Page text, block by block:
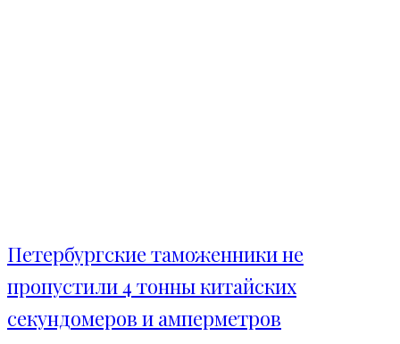
Петербургские таможенники не
пропустили 4 тонны китайских
секундомеров и амперметров